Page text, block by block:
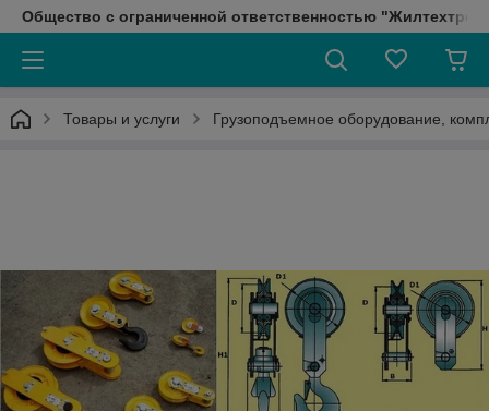
Общество с ограниченной ответственностью
Товары и услуги Грузоподъемное оборудование,